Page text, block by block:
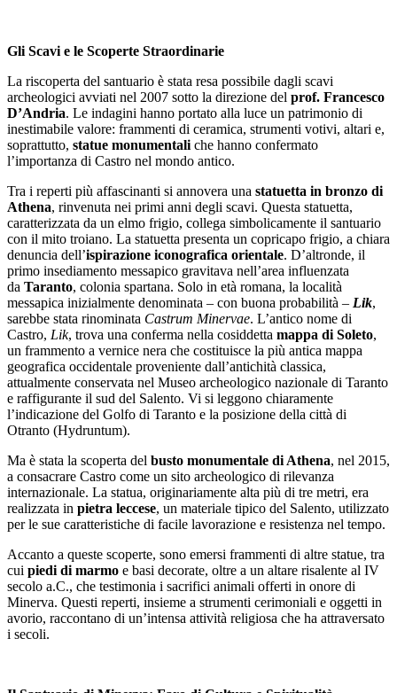
Gli Scavi e le Scoperte Straordinarie
La riscoperta del santuario è stata resa possibile dagli scavi
archeologici avviati nel 2007 sotto la direzione del prof. Francesco
D’Andria. Le indagini hanno portato alla luce un patrimonio di
inestimabile valore: frammenti di ceramica, strumenti votivi, altari e,
soprattutto, statue monumentali che hanno confermato
l’importanza di Castro nel mondo antico.
Tra i reperti più affascinanti si annovera una statuetta in bronzo di
Athena, rinvenuta nei primi anni degli scavi. Questa statuetta,
caratterizzata da un elmo frigio, collega simbolicamente il santuario
con il mito troiano. La statuetta presenta un copricapo frigio, a chiara
denuncia dell’ispirazione iconografica orientale. D’altronde, il
primo insediamento messapico gravitava nell’area influenzata
da Taranto, colonia spartana. Solo in età romana, la località
messapica inizialmente denominata – con buona probabilità – Lik,
sarebbe stata rinominata Castrum Minervae. L’antico nome di
Castro, Lik, trova una conferma nella cosiddetta mappa di Soleto,
un frammento a vernice nera che costituisce la più antica mappa
geografica occidentale proveniente dall’antichità classica,
attualmente conservata nel Museo archeologico nazionale di Taranto
e raffigurante il sud del Salento. Vi si leggono chiaramente
l’indicazione del Golfo di Taranto e la posizione della città di
Otranto (Hydruntum).
Ma è stata la scoperta del busto monumentale di Athena, nel 2015,
a consacrare Castro come un sito archeologico di rilevanza
internazionale. La statua, originariamente alta più di tre metri, era
realizzata in pietra leccese, un materiale tipico del Salento, utilizzato
per le sue caratteristiche di facile lavorazione e resistenza nel tempo.
Accanto a queste scoperte, sono emersi frammenti di altre statue, tra
cui piedi di marmo e basi decorate, oltre a un altare risalente al IV
secolo a.C., che testimonia i sacrifici animali offerti in onore di
Minerva. Questi reperti, insieme a strumenti cerimoniali e oggetti in
avorio, raccontano di un’intensa attività religiosa che ha attraversato
i secoli.